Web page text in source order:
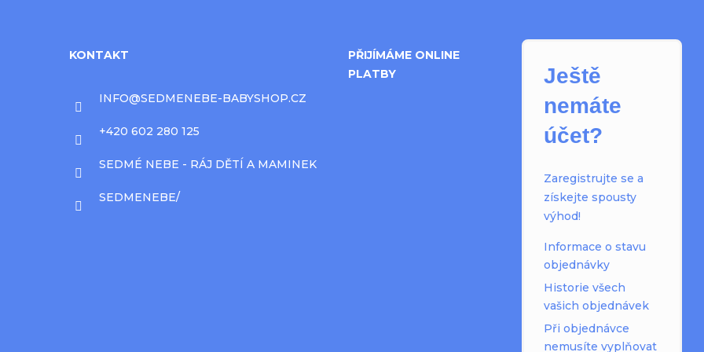
KONTAKT
INFO@SEDMENEBE-BABYSHOP.CZ
+420 602 280 125
SEDMÉ NEBE - RÁJ DĚTÍ A MAMINEK
SEDMENEBE/
PŘIJÍMÁME ONLINE
PLATBY
Ještě
nemáte
účet?
Zaregistrujte se a
získejte spousty
výhod!
Informace o stavu
objednávky
Historie všech
vašich objednávek
Při objednávce
nemusíte vyplňovat